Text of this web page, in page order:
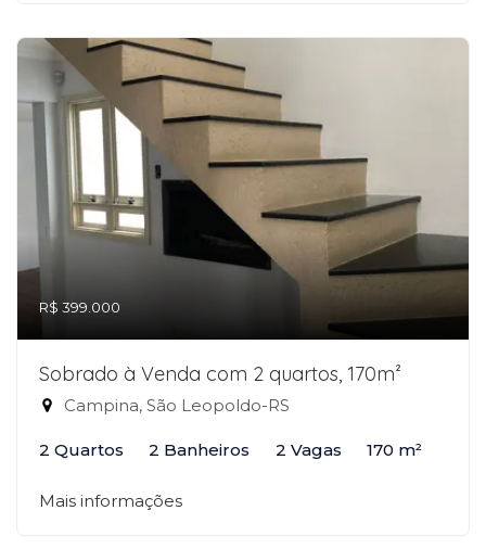
R$ 399.000
Sobrado à Venda com 2 quartos, 170m²
Campina, São Leopoldo-RS
2 Quartos 2 Banheiros 2 Vagas 170 m²
Mais informações